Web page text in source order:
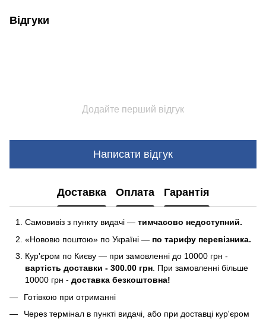
Відгуки
Додайте перший відгук
Написати відгук
Доставка Оплата Гарантія
Самовивіз з пункту видачі — тимчасово недоступний.
«Нововю поштою» по Україні — по тарифу перевізника.
Кур'єром по Києву — при замовленні до 10000 грн -
вартість доставки - 300.00 грн . При замовленні більше
10000 грн - доставка безкоштовна!
Готівкою при отриманні
Через термінал в пункті видачі, або при доставці кур'єром